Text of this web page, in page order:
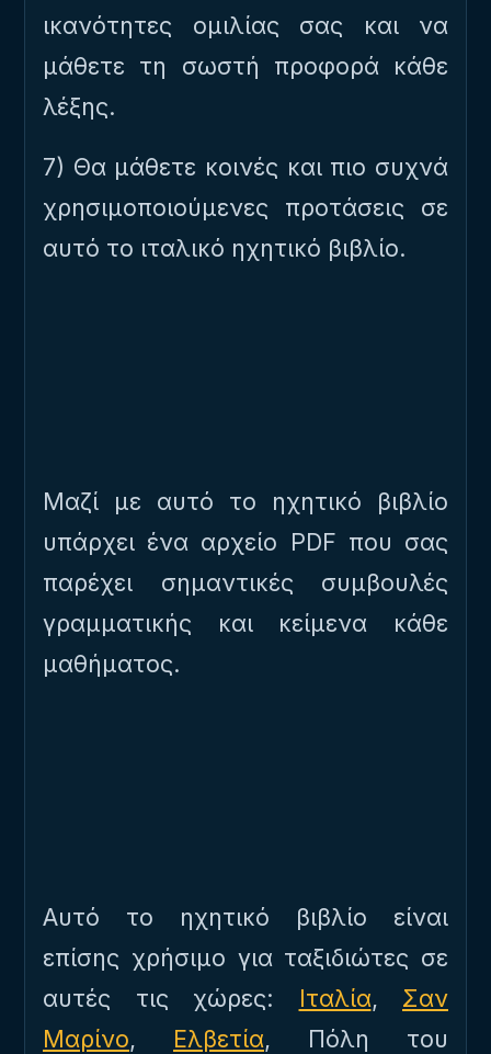
ικανότητες ομιλίας σας και να
μάθετε τη σωστή προφορά κάθε
λέξης.
7) Θα μάθετε κοινές και πιο συχνά
χρησιμοποιούμενες προτάσεις σε
αυτό το ιταλικό ηχητικό βιβλίο.
Μαζί με αυτό το ηχητικό βιβλίο
υπάρχει ένα αρχείο PDF που σας
παρέχει σημαντικές συμβουλές
γραμματικής και κείμενα κάθε
μαθήματος.
Αυτό το ηχητικό βιβλίο είναι
επίσης χρήσιμο για ταξιδιώτες σε
αυτές τις χώρες: Ιταλία, Σαν
Μαρίνο, Ελβετία, Πόλη του